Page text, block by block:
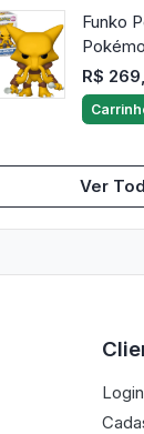
Funko
R$
Ver
Login